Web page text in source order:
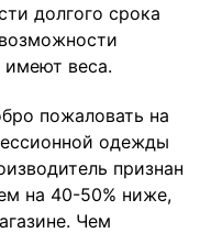
долгого срока
имеют веса.
пожаловать на
одежды
признан
на 40-50% ниже,
Чем